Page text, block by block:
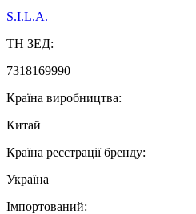
S.I.L.A.
ТН ЗЕД:
7318169990
Країна виробництва:
Китай
Країна реєстрації бренду:
Україна
Імпортований: